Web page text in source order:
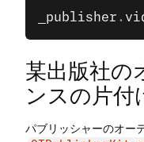
_publisher .
某出版社の
ンスの片付
パブリッシャーのオー